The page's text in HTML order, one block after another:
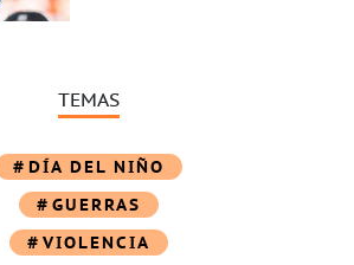
TEMAS
DÍA DEL NIÑO
GUERRAS
VIOLENCIA